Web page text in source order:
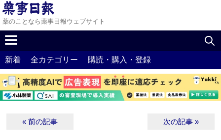
薬のことなら薬事日報ウェブサイト
新着 全カテゴリー 購読・購入・登録
« 前の記事 次の記事 »